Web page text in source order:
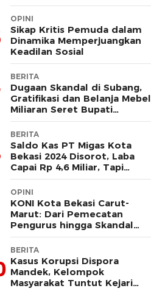
OPINI
Sikap Kritis Pemuda dalam
Dinamika Memperjuangkan
Keadilan Sosial
BERITA
Dugaan Skandal di Subang,
Gratifikasi dan Belanja Mebel
Miliaran Seret Bupati
Reynaldi
BERITA
Saldo Kas PT Migas Kota
Bekasi 2024 Disorot, Laba
Capai Rp 4,6 Miliar, Tapi
Hanya Tersisa Rp 13 Juta
OPINI
KONI Kota Bekasi Carut-
Marut: Dari Pemecatan
Pengurus hingga Skandal
Dana Hibah
BERITA
Kasus Korupsi Dispora
Mandek, Kelompok
Masyarakat Tuntut Kejari